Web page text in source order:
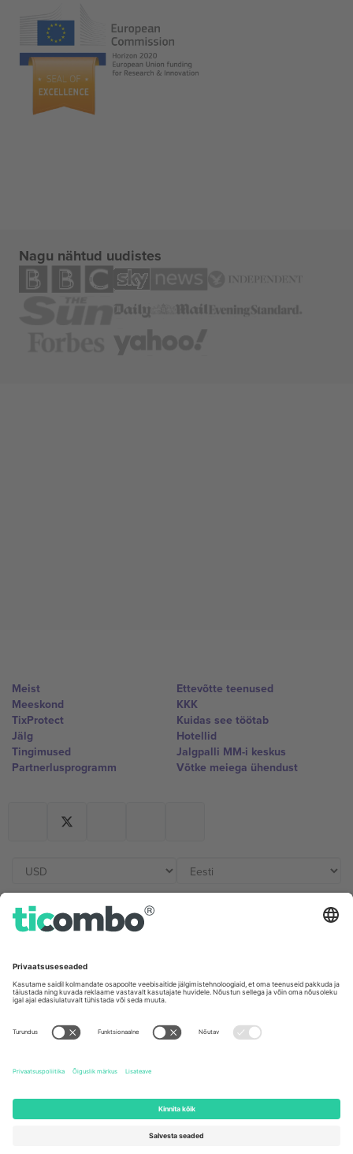
Nagu nähtud uudistes
Meist
Meeskond
TixProtect
Jälg
Tingimused
Partnerlusprogramm
Ettevõtte teenused
KKK
Kuidas see töötab
Hotellid
Jalgpalli MM-i keskus
Võtke meiega ühendust
Kontorid ja tugi
Germany
Unter den Linden 24, 10117
Berlin, Germany
167 City Road, London, Greater
London, EC1V 1AW, United
131 Continental Dr, Suite 305,
States
United Arab Emirates